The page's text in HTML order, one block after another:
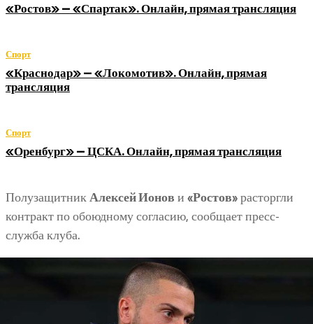
«Ростов» — «Спартак». Онлайн, прямая трансляция
Спорт
«Краснодар» — «Локомотив». Онлайн, прямая
трансляция
Спорт
«Оренбург» — ЦСКА. Онлайн, прямая трансляция
ПолузащитникАлексей Ионов и «Ростов»расторгли
контракт по обоюдному согласию, сообщает пресс-
служба клуба.